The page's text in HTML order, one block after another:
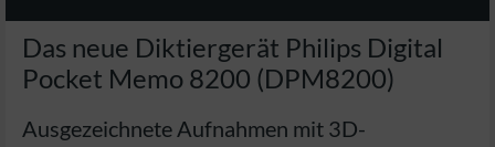
Das neue Diktiergerät Philips Digital
Pocket Memo 8200 (DPM8200)
Ausgezeichnete Aufnahmen mit 3D-